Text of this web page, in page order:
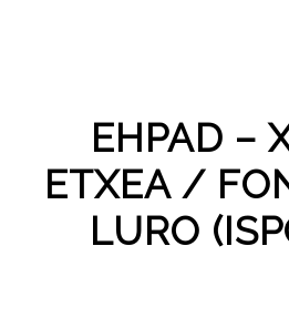
EHPAD –
ETXEA /
LURO